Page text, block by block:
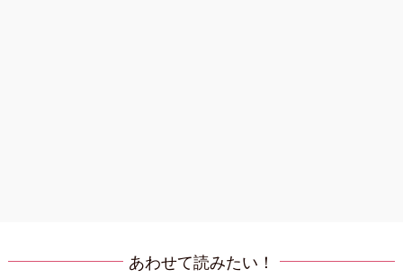
あわせて読みたい！